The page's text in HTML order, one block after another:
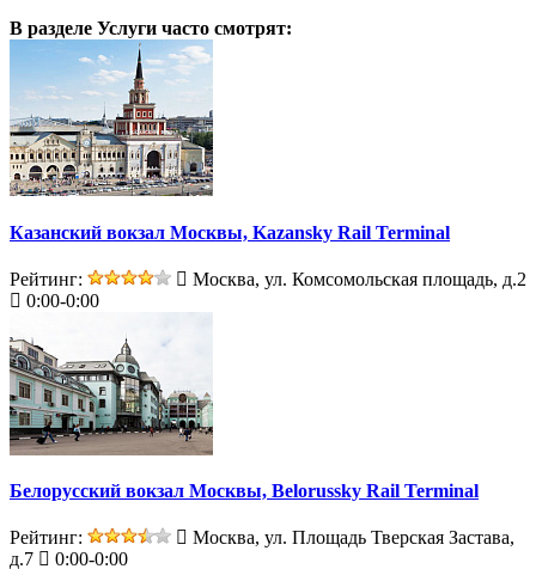
В разделе Услуги часто смотрят:
Казанский вокзал Москвы, Kazansky Rail Terminal
Рейтинг:
Москва, ул. Комсомольская площадь, д.2
0:00-0:00
Белорусский вокзал Москвы, Belorussky Rail Terminal
Рейтинг:
Москва, ул. Площадь Тверская Застава,
д.7
0:00-0:00